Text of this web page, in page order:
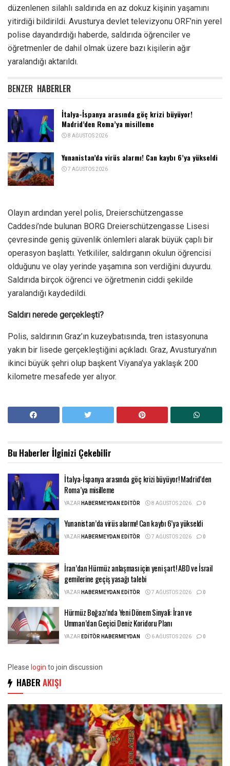
düzenlenen silahlı saldırıda en az dokuz kişinin yaşamını
yitirdiği bildirildi. Avusturya devlet televizyonu ORF’nin yerel
polise dayandırdığı haberde, saldırıda öğrenciler ve
öğretmenler de dahil olmak üzere bazı kişilerin ağır
yaralandığı aktarıldı.
BENZER HABERLER
İtalya-İspanya arasında göç krizi büyüyor!
Madrid’den Roma’ya misilleme
8 AĞUSTOS 2026
Yunanistan’da virüs alarmı! Can kaybı 6’ya yükseldi
7 AĞUSTOS 2026
Olayın ardından yerel polis, Dreierschützengasse
Caddesi’nde bulunan BORG Dreierschützengasse Lisesi
çevresinde geniş güvenlik önlemleri alarak büyük çaplı bir
operasyon başlattı. Yetkililer, saldırganın okulun öğrencisi
olduğunu ve olay yerinde yaşamına son verdiğini duyurdu.
Saldırıda birçok öğrenci ve öğretmenin ciddi şekilde
yaralandığı kaydedildi.
Saldırı nerede gerçekleşti?
Polis, saldırının Graz’ın kuzeybatısında, tren istasyonuna
yakın bir lisede gerçekleştiğini açıkladı. Graz, Avusturya’nın
ikinci büyük şehri olup başkent Viyana’ya yaklaşık 200
kilometre mesafede yer alıyor.
Bu Haberler İlginizi Çekebilir
İtalya-İspanya arasında göç krizi büyüyor! Madrid’den
Roma’ya misilleme
YAZARHABERMEYDAN EDITÖR 8 AĞUSTOS 2026 0
Yunanistan’da virüs alarmı! Can kaybı 6’ya yükseldi
YAZARHABERMEYDAN EDITÖR 7 AĞUSTOS 2026 0
İran’dan Hürmüz anlaşması için yeni şart! ABD ve İsrail
gemilerine geçiş yasağı talebi
YAZARHABERMEYDAN EDITÖR 7 AĞUSTOS 2026 0
Hürmüz Boğazı’nda Yeni Dönem Sinyali: İran ve
Umman’dan Geçici Deniz Koridoru Planı
YAZAREDITÖR HABERMEYDAN 6 AĞUSTOS 2026 0
Pleaseloginto join discussion
HABER AKIŞI